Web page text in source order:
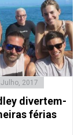
2017
divertem-
férias